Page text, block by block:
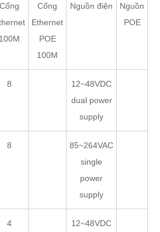
Cổng
100M
Cổng
Ethernet
POE
100M
Nguồn điện
Nguồn
POE
8
12~48VDC
dual power
supply
8
85~264VAC
single
power
supply
4
12~48VDC